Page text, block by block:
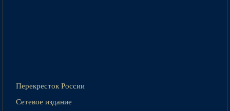
Перекресток России
Сетевое издание